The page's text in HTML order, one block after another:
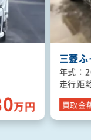
万円
ダイハ
年式：
走行距
買取金